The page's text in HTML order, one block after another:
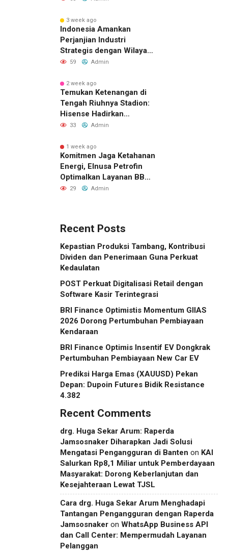
3 week ago
Indonesia Amankan
Perjanjian Industri
Strategis dengan Wilayah
Sverdlovsk, Rusia untuk
59 Admin
2 week ago
Temukan Ketenangan di
Tengah Riuhnya Stadion:
Hisense Hadirkan
Pengalaman FIFA World
Inklusif Lewat Mobile
Sensory Vehicles di 16
Kota Tuan Rumah
33 Admin
1 week ago
Komitmen Jaga Ketahanan
Energi, Elnusa Petrofin
Optimalkan Layanan BBM
di Kalbar
29 Admin
Recent Posts
Kepastian Produksi Tambang, Kontribusi
Dividen dan Penerimaan Guna Perkuat
Kedaulatan
POST Perkuat Digitalisasi Retail dengan
Software Kasir Terintegrasi
BRI Finance Optimistis Momentum GIIAS
2026 Dorong Pertumbuhan Pembiayaan
Kendaraan
BRI Finance Optimis Insentif EV Dongkrak
Pertumbuhan Pembiayaan New Car EV
Prediksi Harga Emas (XAUUSD) Pekan
Depan: Dupoin Futures Bidik Resistance
4.382
Recent Comments
drg. Huga Sekar Arum: Raperda
Jamsosnaker Diharapkan Jadi Solusi
Mengatasi Pengangguran di Banten on KAI
Salurkan Rp8,1 Miliar untuk Pemberdayaan
Masyarakat: Dorong Keberlanjutan dan
Kesejahteraan Lewat TJSL
Cara drg. Huga Sekar Arum Menghadapi
Tantangan Pengangguran dengan Raperda
Jamsosnaker on WhatsApp Business API
dan Call Center: Mempermudah Layanan
Pelanggan